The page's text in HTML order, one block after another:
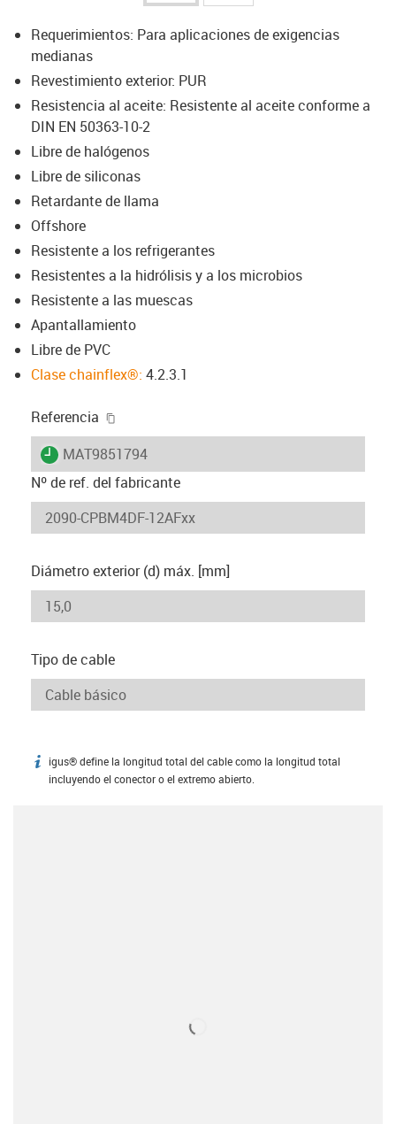
Requerimientos: Para aplicaciones de exigencias
medianas
Revestimiento exterior: PUR
Resistencia al aceite: Resistente al aceite conforme a
DIN EN 50363-10-2
Libre de halógenos
Libre de siliconas
Retardante de llama
Offshore
Resistente a los refrigerantes
Resistentes a la hidrólisis y a los microbios
Resistente a las muescas
Apantallamiento
Libre de PVC
Clase chainflex®: 4.2.3.1
Referencia
igus-icon-lieferzeit
MAT9851794
Nº de ref. del fabricante
Diámetro exterior (d) máx. [mm]
Tipo de cable
igus-icon-info
igus® define la longitud total del cable como la longitud total
incluyendo el conector o el extremo abierto.